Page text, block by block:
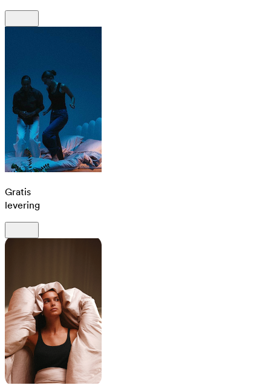
Gratis
levering